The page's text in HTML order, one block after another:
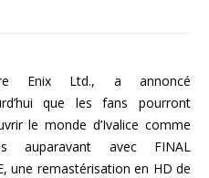
Enix Ltd., a annoncé
que les fans pourront
le monde d’Ivalice comme
auparavant avec FINAL
une remastérisation en HD de